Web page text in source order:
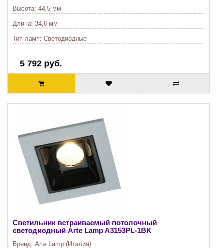
Высота: 44,5 мм
Длина: 34,6 мм
Тип ламп: Светодиодные
5 792 руб.
Светильник встраиваемый потолочный
светодиодный Arte Lamp A3153PL-1BK
Бренд: Arte Lamp (Италия)